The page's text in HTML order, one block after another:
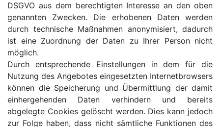
DSGVO aus dem berechtigten Interesse an den oben
genannten Zwecken. Die erhobenen Daten werden
durch technische Maßnahmen anonymisiert, dadurch
ist eine Zuordnung der Daten zu Ihrer Person nicht
möglich.
Durch entsprechende Einstellungen in dem für die
Nutzung des Angebotes eingesetzten Internetbrowsers
können die Speicherung und Übermittlung der damit
einhergehenden Daten verhindern und bereits
abgelegte Cookies gelöscht werden. Dies kann jedoch
zur Folge haben, dass nicht sämtliche Funktionen des